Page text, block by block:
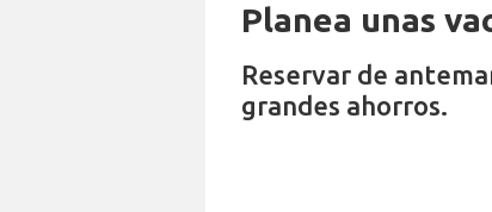
Planea unas
Reservar de
grandes ahorros.